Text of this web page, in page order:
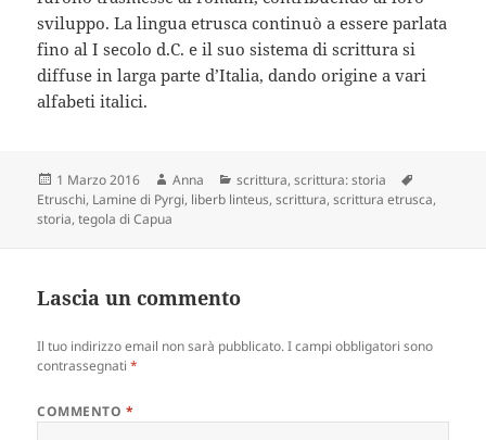
sviluppo. La lingua etrusca continuò a essere parlata
fino al I secolo d.C. e il suo sistema di scrittura si
diffuse in larga parte d’Italia, dando origine a vari
alfabeti italici.
Scritto
il
1 Marzo 2016 Autore
Anna Categorie
scrittura,scrittura: storia
Etruschi, Lamine di Pyrgi, liberb linteus,scrittura,scrittura etrusca,
storia,tegola di Capua
Lascia un commento
Il tuo indirizzo email non sarà pubblicato. I campi obbligatori sono
contrassegnati*
COMMENTO *